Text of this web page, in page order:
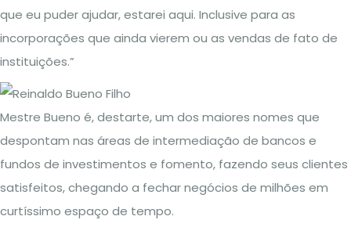
que eu puder ajudar, estarei aqui. Inclusive para as
incorporações que ainda vierem ou as vendas de fato de
instituições.”
Mestre Bueno é, destarte, um dos maiores nomes que
despontam nas áreas de intermediação de bancos e
fundos de investimentos e fomento, fazendo seus clientes
satisfeitos, chegando a fechar negócios de milhões em
curtíssimo espaço de tempo.